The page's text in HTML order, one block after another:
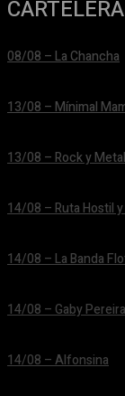
CARTELERA
08/08 – La Chancha
13/08 – Mínimal
13/08 – Rock y
14/08 – Ruta Hostil
14/08 – La Banda
14/08 – Gaby
14/08 – Alfonsina